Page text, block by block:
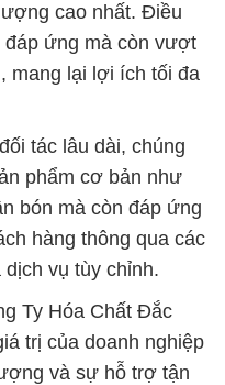
cao nhất. Điều
đáp ứng mà còn vượt
mang lại lợi ích tối đa
tác lâu dài, chúng
phẩm cơ bản như
bón mà còn đáp ứng
hàng thông qua các
vụ tùy chỉnh.
Ty Hóa Chất Đắc
trị của doanh nghiệp
và sự hỗ trợ tận